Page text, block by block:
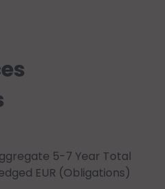
5-7 Year Total
EUR (Obligations)